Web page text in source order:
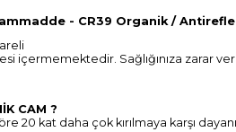
- CR39 Organik /
içermemektedir. Sağlığınıza zarar
CAM ?
20 kat daha çok kırılmaya karşı